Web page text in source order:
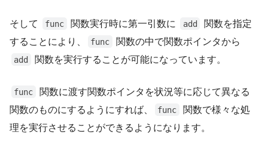
そして func 関数実行時に第一引数に add
関数を指定
することにより、
func 関数の中で関数ポインタから
add 関数を実行することが可能になっています。
func
関数に渡す関数ポインタを状況等に応じて異なる
関数のものにするようにすれば、
func
関数で様々な処
理を実行させることができるようになります。